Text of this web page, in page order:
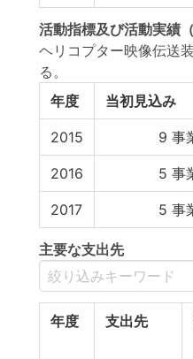
活動指標及び活動実績
ヘリコプター映像伝送
る。
年度
当初見込み
2015 9 事
2016 5 事
2017 5 事
主要な支出先
年度 支出先